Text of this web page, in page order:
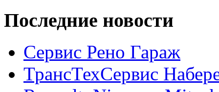
Последние новости
Сервис Рено Гараж
ТрансТехСервис